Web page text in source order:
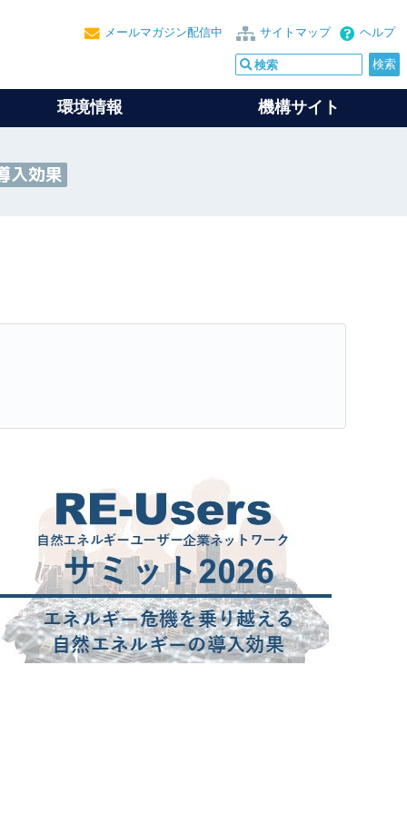
ヘルプ
サイトマップ
メールマガジン配信中
環境情報 機構サイト
入効果